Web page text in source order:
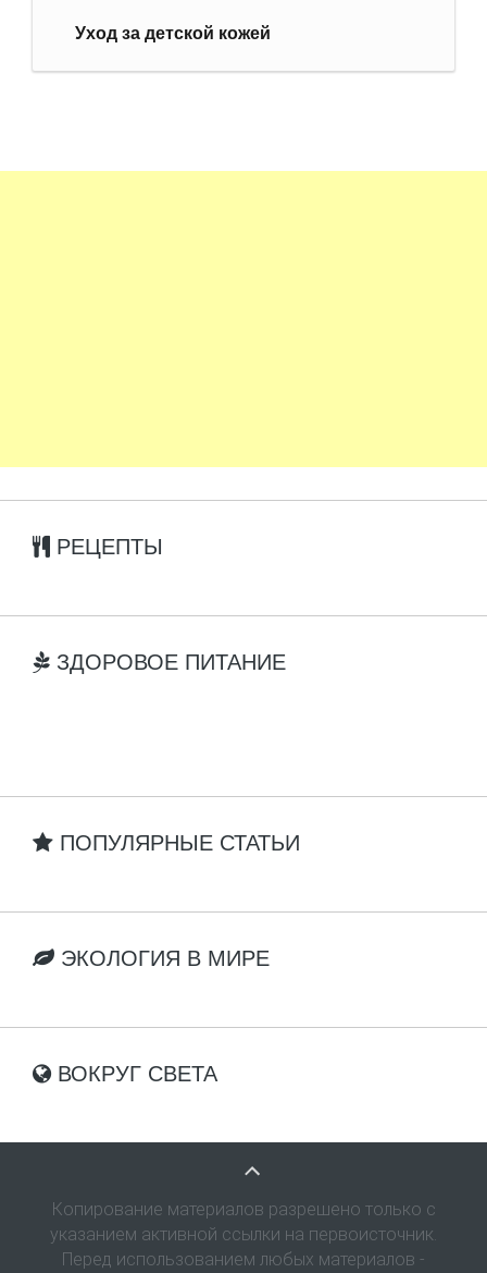
Уход за детской кожей
РЕЦЕПТЫ
ЗДОРОВОЕ ПИТАНИЕ
ПОПУЛЯРНЫЕ СТАТЬИ
ЭКОЛОГИЯ В МИРЕ
ВОКРУГ СВЕТА
Копирование материалов разрешено только с
указанием активной ссылки на первоисточник.
Перед использованием любых материалов -